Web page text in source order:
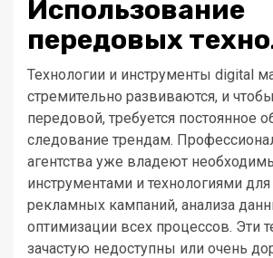
Использование
передовых
Технологии и инструменты digital
стремительно развиваются, и
передовой, требуется постоянное
следование трендам.
агентства уже владеют
инструментами и технологиями
рекламных кампаний, анализа
оптимизации всех процессов. Эти
зачастую недоступны или очень